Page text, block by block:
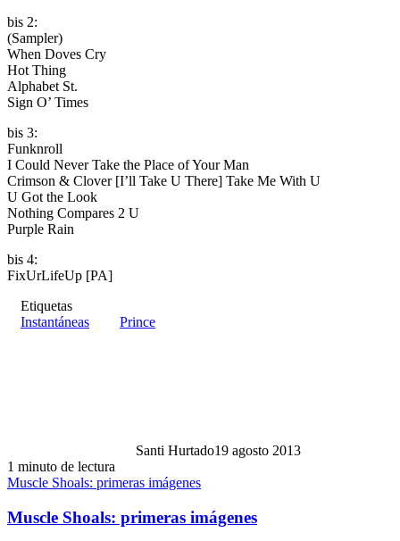
bis 2:
(Sampler)
When Doves Cry
Hot Thing
Alphabet St.
Sign O’ Times
bis 3:
Funknroll
I Could Never Take the Place of Your Man
Crimson & Clover [I’ll Take U There] Take Me With U
U Got the Look
Nothing Compares 2 U
Purple Rain
bis 4:
FixUrLifeUp [PA]
Etiquetas
Instantáneas
Prince
Santi Hurtado19 agosto 2013
1 minuto de lectura
Muscle Shoals: primeras imágenes
Muscle Shoals: primeras imágenes